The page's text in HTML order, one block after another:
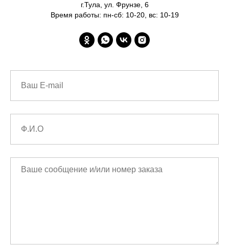
г.Тула, ул. Фрунзе, 6
Время работы: пн-сб: 10-20, вс: 10-19